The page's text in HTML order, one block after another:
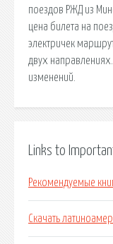
поездов РЖД из
цена билета на
электричек
двух
изменений.
Links to
Рекомендуемые
Скачать